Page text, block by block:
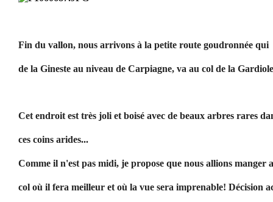
Fin du vallon, nous arrivons à la petite route goudronnée qui
de la Gineste au niveau de Carpiagne, va au col de la
Cet endroit est très joli et boisé avec de beaux arbres rares
ces coins arides...
Comme il n'est pas midi, je propose que nous allions manger
col où il fera meilleur et où la vue sera imprenable! Décision